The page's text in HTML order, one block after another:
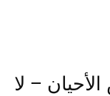
– لا